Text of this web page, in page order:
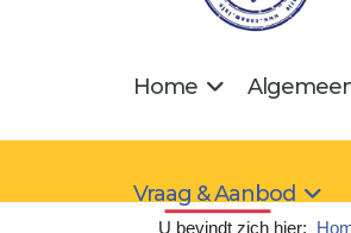
Home
Vraag & Aanbod
U bevindt zich hier: